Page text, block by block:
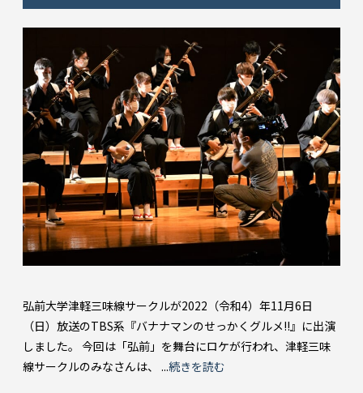
弘前大学津軽三味線サークルが2022（令和4）年11月6日
（日）放送のTBS系『バナナマンのせっかくグルメ!!』に出演
しました。 今回は「弘前」を舞台にロケが行われ、津軽三味
線サークルのみなさんは、 ...続きを読む